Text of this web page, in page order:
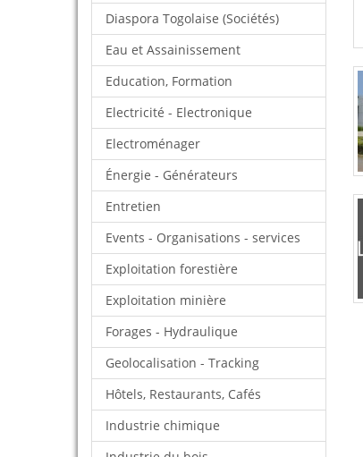
Diaspora Togolaise (Sociétés)
Eau et Assainissement
Education, Formation
Electricité - Electronique
Electroménager
Énergie - Générateurs
Entretien
Events - Organisations - services
Exploitation forestière
Exploitation minière
Forages - Hydraulique
Geolocalisation - Tracking
Hôtels, Restaurants, Cafés
Industrie chimique